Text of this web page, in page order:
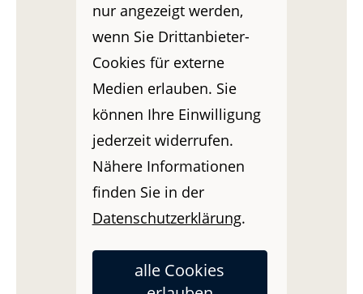
nur angezeigt werden,
wenn Sie Drittanbieter-
Cookies für externe
Medien erlauben. Sie
können Ihre Einwilligung
jederzeit widerrufen.
Nähere Informationen
finden Sie in der
Datenschutzerklärung.
alle Cookies
Erst einenkostenfreien DIN-Finanzfahrplan
erstellen lassen »
#1 MUSS-Versicherungen